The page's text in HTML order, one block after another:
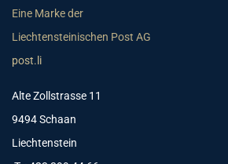
Eine Marke der
Liechtensteinischen Post AG
post.li
Alte Zollstrasse 11
9494 Schaan
Liechtenstein